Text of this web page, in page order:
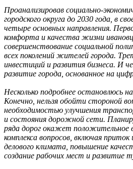
Проанализировав социально-
городского округа до 2030 года, в
четыре основных направления.
комфорта и качества жизни
совершенствование социальной
всех поколений жителей города.
инвестиций и развития бизнеса. И
развитие города, основанное на
Несколько подробнее остановлюсь
Конечно, нельзя обойти стороной
необходимостью улучшения
и состояния дорожной сети.
ряда дорог окажет положительное
комплекса вопросов, включая
делового климата, повышение
создание рабочих мест и развитие